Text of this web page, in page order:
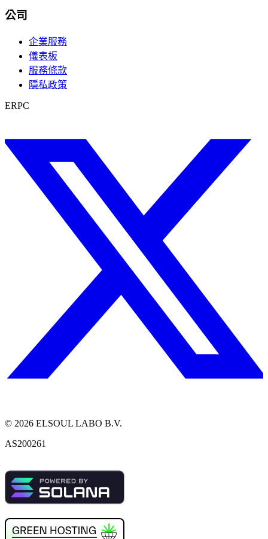
公司
企業服務
儀表板
服務條款
隱私政策
ERPC
© 2026 ELSOUL LABO B.V.
AS200261